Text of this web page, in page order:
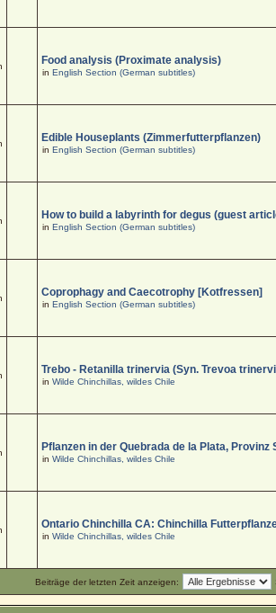
Food analysis (Proximate analysis)
inEnglish Section (German subtitles)
Edible Houseplants (Zimmerfutterpflanzen)
inEnglish Section (German subtitles)
How to build a labyrinth for degus (guest
inEnglish Section (German subtitles)
Coprophagy and Caecotrophy [Kotfressen]
inEnglish Section (German subtitles)
Trebo - Retanilla trinervia (Syn. Trevoa
inWilde Chinchillas, wildes Chile
Pflanzen in der Quebrada de la Plata, Provinz
inWilde Chinchillas, wildes Chile
Ontario Chinchilla CA: Chinchilla
inWilde Chinchillas, wildes Chile
Beiträge der letzten Zeit anzeigen: